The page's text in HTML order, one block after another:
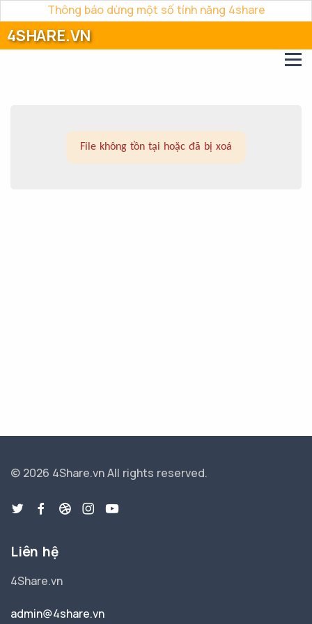
Thông báo dừng một số tính năng 4share
4SHARE.VN
File không tồn tại hoặc đã bị xoá
© 2026 4Share.vnAll rights reserved.
Liên hệ
4Share.vn
admin@4share.vn